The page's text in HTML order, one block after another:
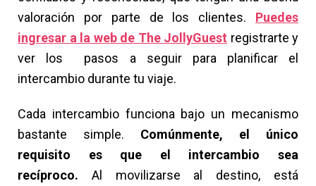
valoración por parte de los clientes. Puedes
ingresar a la web de The JollyGuest registrarte y
ver los pasos a seguir para planificar el
intercambio durante tu viaje.
Cada intercambio funciona bajo un mecanismo
bastante simple. Comúnmente, el único
requisito es que el intercambio sea
recíproco. Al movilizarse al destino, está